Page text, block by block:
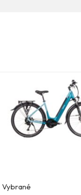
Vybrané